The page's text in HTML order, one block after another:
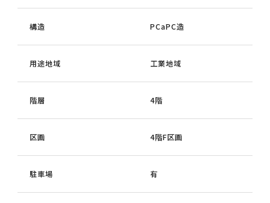
構造 PCaPC造
用途地域 工業地域
階層 4階
区画 4階F区画
駐車場 有